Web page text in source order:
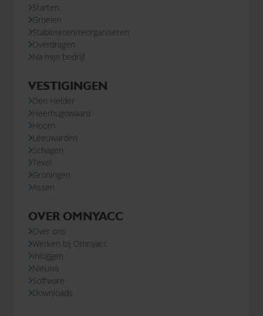
Starten
Groeien
Stabiliseren/reorganiseren
Overdragen
Na mijn bedrijf
VESTIGINGEN
Den Helder
Heerhugowaard
Hoorn
Leeuwarden
Schagen
Texel
Groningen
Assen
OVER OMNYACC
Over ons
Werken bij Omnyacc
Inloggen
Nieuws
Software
Downloads